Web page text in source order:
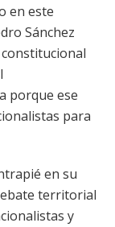
en este
Sánchez
porque ese
para
en su
territorial
y